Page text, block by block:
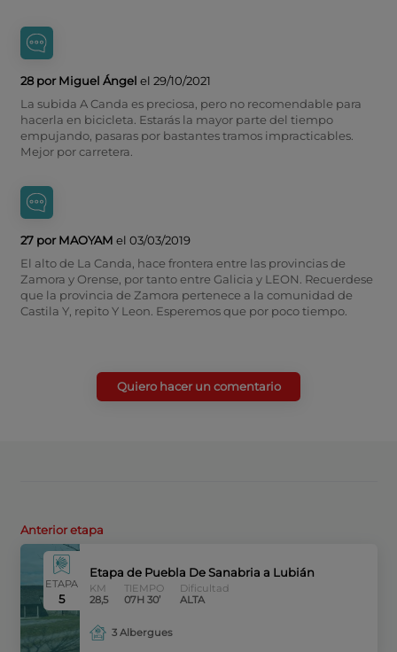
28 por Miguel Ángel el 29/10/2021
La subida A Canda es preciosa, pero no recomendable para
hacerla en bicicleta. Estarás la mayor parte del tiempo
empujando, pasaras por bastantes tramos impracticables.
Mejor por carretera.
27 por MAOYAM el 03/03/2019
El alto de La Canda, hace frontera entre las provincias de
Zamora y Orense, por tanto entre Galicia y LEON. Recuerdese
que la provincia de Zamora pertenece a la comunidad de
Castila Y, repito Y Leon. Esperemos que por poco tiempo.
Quiero hacer un comentario
Anterior etapa
ETAPA
5
Etapa de Puebla De Sanabria a Lubián
KM
28,5
TIEMPO
07H 30’
Dificultad
ALTA
3 Albergues